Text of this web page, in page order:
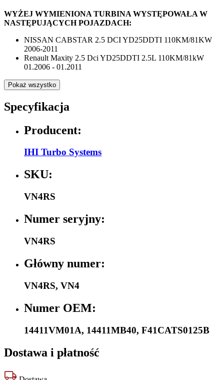
WYŻEJ WYMIENIONA TURBINA WYSTĘPOWAŁA W
NASTĘPUJĄCYCH POJAZDACH:
NISSAN CABSTAR 2.5 DCI YD25DDTI 110KM/81KW
2006-2011
Renault Maxity 2.5 Dci YD25DDTI 2.5L 110KM/81kW
01.2006 - 01.2011
Pokaż wszystko
Specyfikacja
Producent:
IHI Turbo Systems
SKU:
VN4RS
Numer seryjny:
VN4RS
Główny numer:
VN4RS, VN4
Numer OEM:
14411VM01A, 14411MB40, F41CATS0125B
Dostawa i płatność